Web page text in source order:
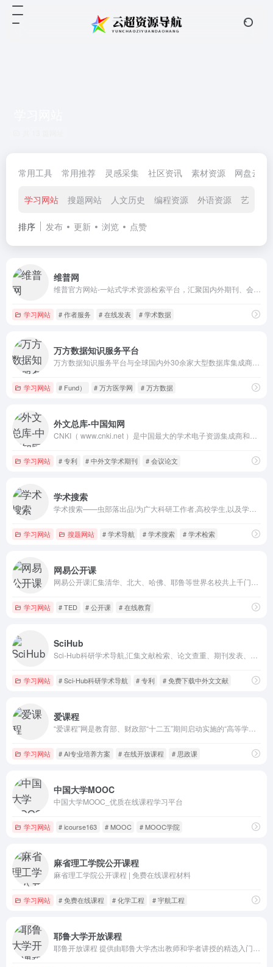
常用工具 常用推荐 灵感采集 社区资讯 素材资源 网盘云储
学习网站 搜题网站 人文历史 编程资源 外语资源 艺术学
排序 发布 更新 浏览 点赞
维普网
学习网站 # 作者服务 # 在线发表 # 学术数据
万方数据知识服务平台
学习网站 # Fund） # 万方医学网 # 万方数据
外文总库-中国知网
学习网站 # 专利 # 中外文学术期刊 # 会议论文
学术搜索
学习网站 搜题网站 # 学术导航 # 学术搜索 # 学术检索
网易公开课
学习网站 # TED # 公开课 # 在线教育
SciHub
学习网站 # Sci-Hub科研学术导航 # 专利 # 免费下载中外文文献
爱课程
学习网站 # AI专业培养方案 # 在线开放课程 # 思政课
中国大学MOOC
中国大学MOOC_优质在线课程学习平台
学习网站 # icourse163 # MOOC # MOOC学院
麻省理工学院公开课程
麻省理工学院公开课程 | 免费在线课程材料
学习网站 # 免费在线课程 # 化学工程 # 宇航工程
耶鲁大学开放课程